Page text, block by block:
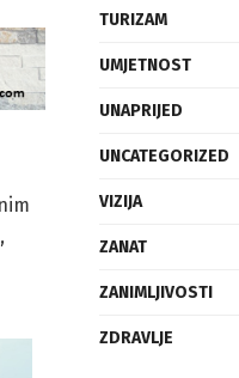
TURIZAM
UMJETNOST
UNAPRIJED
UNCATEGORIZED
VIZIJA
ZANAT
ZANIMLJIVOSTI
ZDRAVLJE